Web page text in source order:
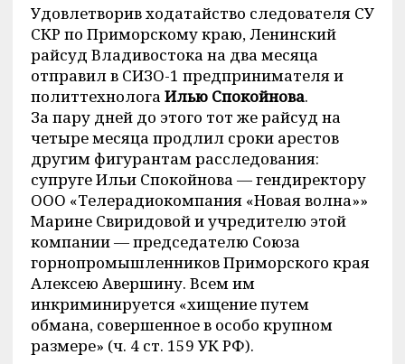
Удовлетворив ходатайство следователя СУ
СКР по Приморскому краю, Ленинский
райсуд Владивостока на два месяца
отправил в СИЗО-1 предпринимателя и
политтехнолога Илью Спокойнова.
За пару дней до этого тот же райсуд на
четыре месяца продлил сроки арестов
другим фигурантам расследования:
супруге Ильи Спокойнова — гендиректору
ООО «Телерадиокомпания «Новая волна»»
Марине Свиридовой и учредителю этой
компании — председателю Союза
горнопромышленников Приморского края
Алексею Авершину. Всем им
инкриминируется «хищение путем
обмана, совершенное в особо крупном
размере» (ч. 4 ст. 159 УК РФ).